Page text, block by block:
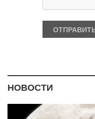
НОВОСТИ